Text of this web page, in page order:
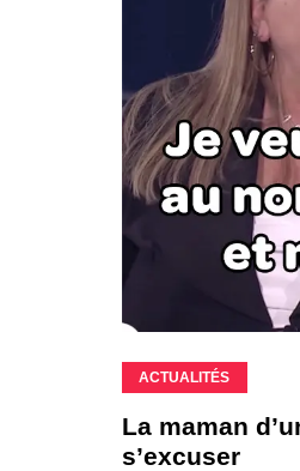
ACTUALITÉS
La maman
s’excuser